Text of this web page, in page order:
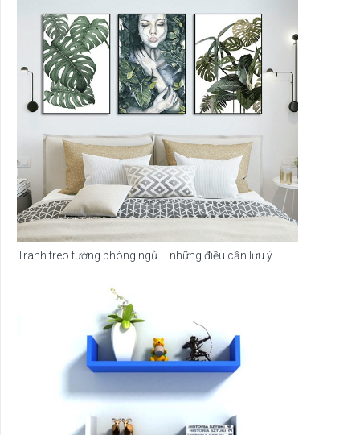
Tranh treo tường phòng ngủ – những điều cần lưu ý